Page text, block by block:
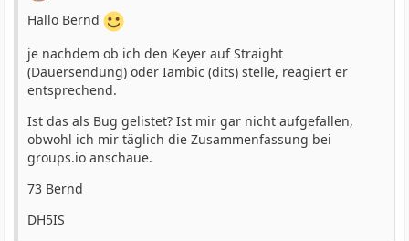
Hallo Bernd
je nachdem ob ich den Keyer auf Straight
(Dauersendung) oder Iambic (dits) stelle, reagiert er
entsprechend.
Ist das als Bug gelistet? Ist mir gar nicht aufgefallen,
obwohl ich mir täglich die Zusammenfassung bei
groups.io anschaue.
73 Bernd
DH5IS